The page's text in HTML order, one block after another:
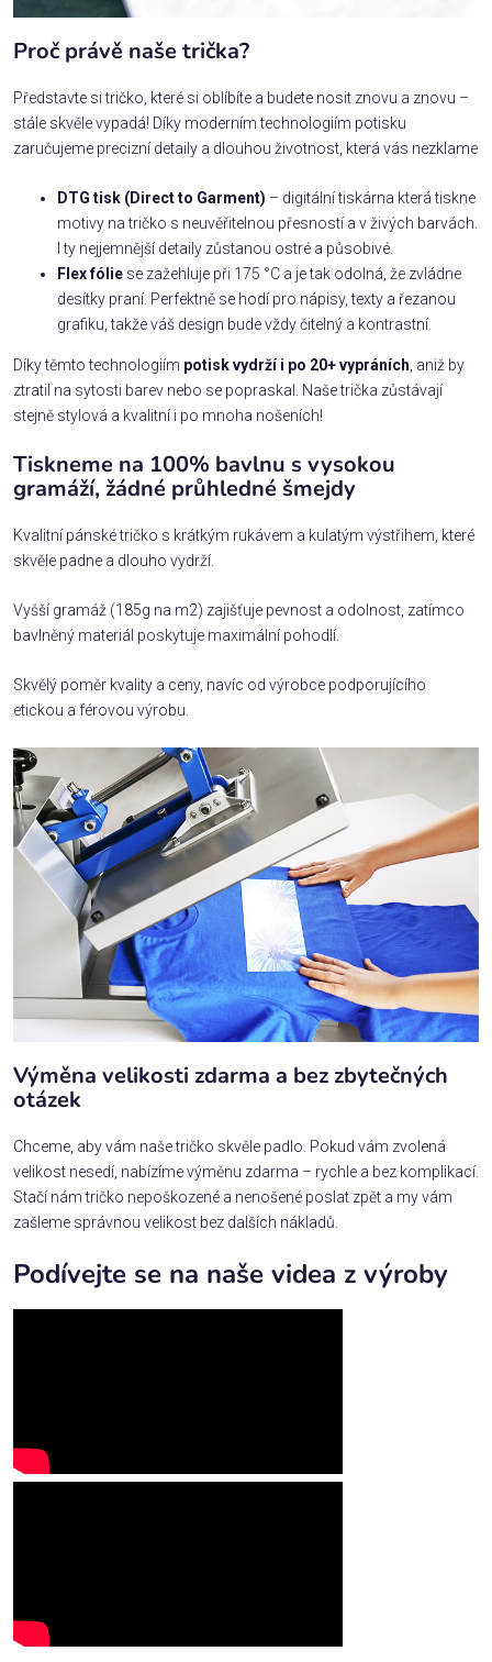
Proč právě naše trička?
Představte si tričko, které si oblíbíte a budete nosit znovu a znovu –
stále skvěle vypadá! Díky moderním technologiím potisku
zaručujeme precizní detaily a dlouhou životnost, která vás nezklame
DTG tisk (Direct to Garment) – digitální tiskárna která tiskne
motivy na tričko s neuvěřitelnou přesností a v živých barvách.
I ty nejjemnější detaily zůstanou ostré a působivé.
Flex fólie se zažehluje při 175 °C a je tak odolná, že zvládne
desítky praní. Perfektně se hodí pro nápisy, texty a řezanou
grafiku, takže váš design bude vždy čitelný a kontrastní.
Díky těmto technologiím potisk vydrží i po 20+ vypráních, aniž by
ztratil na sytosti barev nebo se popraskal. Naše trička zůstávají
stejně stylová a kvalitní i po mnoha nošeních!
Tiskneme na 100% bavlnu s vysokou
gramáží, žádné průhledné šmejdy
Kvalitní pánské tričko s krátkým rukávem a kulatým výstřihem, které
skvěle padne a dlouho vydrží.
Vyšší gramáž (185g na m2) zajišťuje pevnost a odolnost, zatímco
bavlněný materiál poskytuje maximální pohodlí.
Skvělý poměr kvality a ceny, navíc od výrobce podporujícího
etickou a férovou výrobu.
Výměna velikosti zdarma a bez zbytečných
otázek
Chceme, aby vám naše tričko skvěle padlo. Pokud vám zvolená
velikost nesedí, nabízíme výměnu zdarma – rychle a bez komplikací.
Stačí nám tričko nepoškozené a nenošené poslat zpět a my vám
zašleme správnou velikost bez dalších nákladů.
Podívejte se na naše videa z výroby